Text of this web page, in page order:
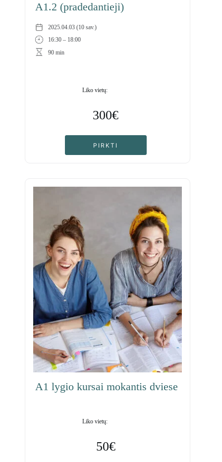
A1.2 (pradedantieji)
2025.04.03 (10 sav.)
16:30 – 18:00
90 min
Liko vietų:
300€
PIRKTI
A1 lygio kursai mokantis dviese
Liko vietų:
50€